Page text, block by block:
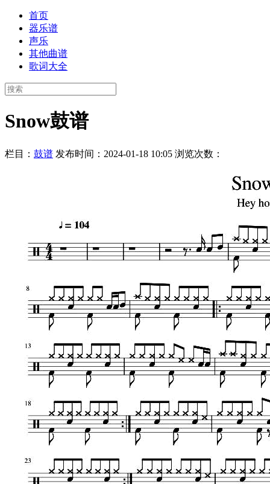
首页
器乐谱
声乐
其他曲谱
歌词大全
Snow鼓谱
栏目： 鼓谱 发布时间：2024-01-18 10:05 浏览次数：